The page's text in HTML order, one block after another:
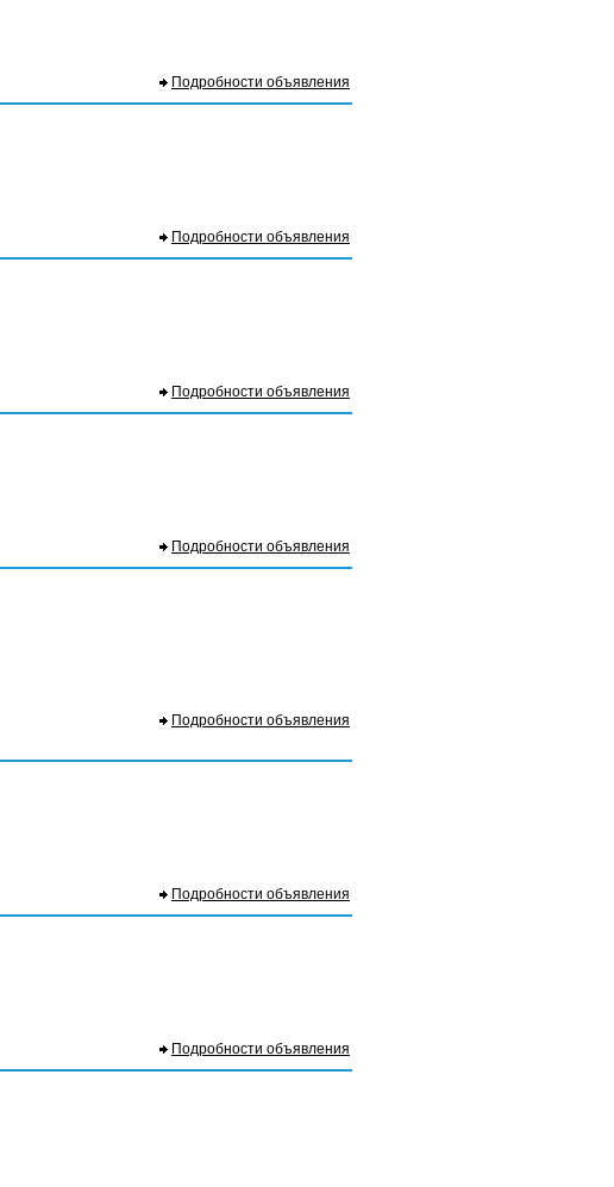
Подробности объявления
Подробности объявления
Подробности объявления
Подробности объявления
Подробности объявления
Подробности объявления
Подробности объявления